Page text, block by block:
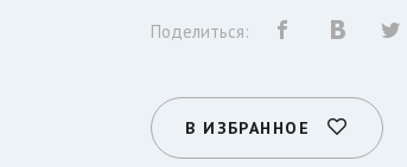
Поделиться:
В ИЗБРАННОЕ